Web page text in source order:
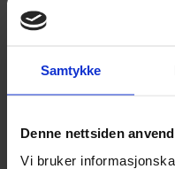
Samtykke
Denne nettsiden
Vi bruker
gi slipp på deler av det